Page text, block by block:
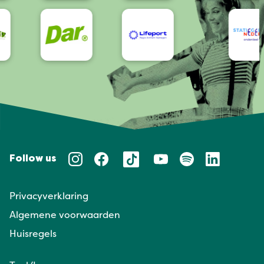
Follow us
Privacyverklaring
Algemene voorwaarden
Huisregels